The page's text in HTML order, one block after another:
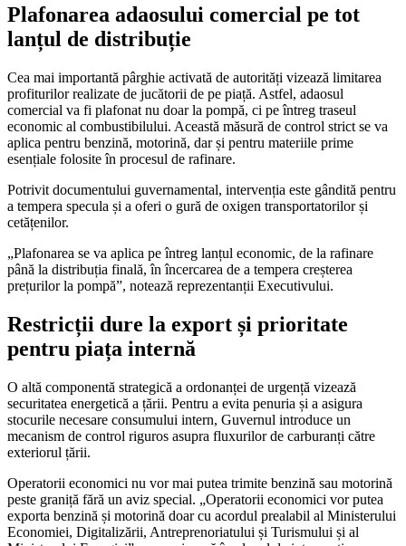
Plafonarea adaosului comercial pe tot
lanțul de distribuție
Cea mai importantă pârghie activată de autorități vizează limitarea
profiturilor realizate de jucătorii de pe piață. Astfel, adaosul
comercial va fi plafonat nu doar la pompă, ci pe întreg traseul
economic al combustibilului. Această măsură de control strict se va
aplica pentru benzină, motorină, dar și pentru materiile prime
esențiale folosite în procesul de rafinare.
Potrivit documentului guvernamental, intervenția este gândită pentru
a tempera specula și a oferi o gură de oxigen transportatorilor și
cetățenilor.
„Plafonarea se va aplica pe întreg lanțul economic, de la rafinare
până la distribuția finală, în încercarea de a tempera creșterea
prețurilor la pompă”, notează reprezentanții Executivului.
Restricții dure la export și prioritate
pentru piața internă
O altă componentă strategică a ordonanței de urgență vizează
securitatea energetică a țării. Pentru a evita penuria și a asigura
stocurile necesare consumului intern, Guvernul introduce un
mecanism de control riguros asupra fluxurilor de carburanți către
exteriorul țării.
Operatorii economici nu vor mai putea trimite benzină sau motorină
peste graniță fără un aviz special. „Operatorii economici vor putea
exporta benzină și motorină doar cu acordul prealabil al Ministerului
Economiei, Digitalizării, Antreprenoriatului și Turismului și al